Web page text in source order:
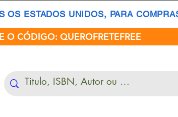
OS ESTADOS UNIDOS, PARA
O CÓDIGO: QUEROFRETEFREE